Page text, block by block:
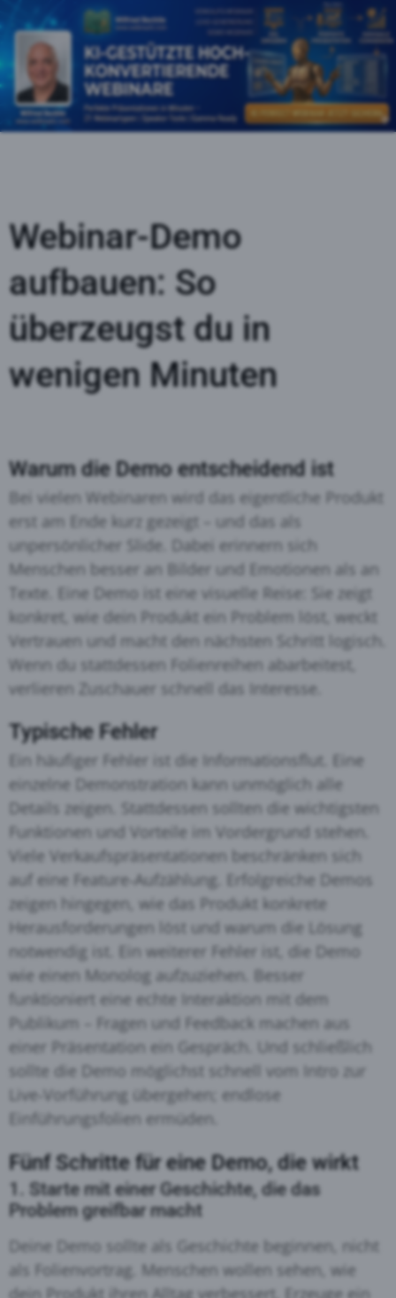
Webinar-Demo
aufbauen: So
überzeugst du in
wenigen Minuten
Warum die Demo entscheidend ist
Bei vielen Webinaren wird das eigentliche Produkt
erst am Ende kurz gezeigt – und das als
unpersönlicher Slide. Dabei erinnern sich
Menschen besser an Bilder und Emotionen als an
Texte . Eine Demo ist eine visuelle Reise: Sie zeigt
konkret, wie dein Produkt ein Problem löst, weckt
Vertrauen und macht den nächsten Schritt logisch.
Wenn du stattdessen Folienreihen abarbeitest,
verlieren Zuschauer schnell das Interesse
Typische Fehler
Ein häufiger Fehler ist die Informationsflut. Eine
einzelne Demonstration kann unmöglich alle
Details zeigen. Stattdessen sollten die wichtigsten
Funktionen und Vorteile im Vordergrund stehen
Viele Verkaufspräsentationen beschränken sich
auf eine Feature‑Aufzählung. Erfolgreiche Demos
zeigen hingegen, wie das Produkt konkrete
Herausforderungen löst und warum die Lösung
notwendig ist . Ein weiterer Fehler ist, die Demo
wie einen Monolog aufzuziehen. Besser
funktioniert eine echte Interaktion mit dem
Publikum – Fragen und Feedback machen aus
einer Präsentation ein Gespräch
. Und schließlich
sollte die Demo möglichst schnell vom Intro zur
Live‑Vorführung übergehen; endlose
Einführungsfolien ermüden
Fünf Schritte für eine Demo, die wirkt
1. Starte mit einer Geschichte, die das
Problem greifbar macht
Deine Demo sollte als Geschichte beginnen, nicht
als Folienvortrag. Menschen wollen sehen, wie
dein Produkt ihren Alltag verbessert . Erzeuge ein